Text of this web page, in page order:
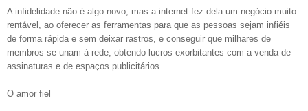
A infidelidade não é algo novo, mas a internet fez dela um negócio muito
rentável, ao oferecer as ferramentas para que as pessoas sejam infiéis
de forma rápida e sem deixar rastros, e conseguir que milhares de
membros se unam à rede, obtendo lucros exorbitantes com a venda de
assinaturas e de espaços publicitários.
O amor fiel